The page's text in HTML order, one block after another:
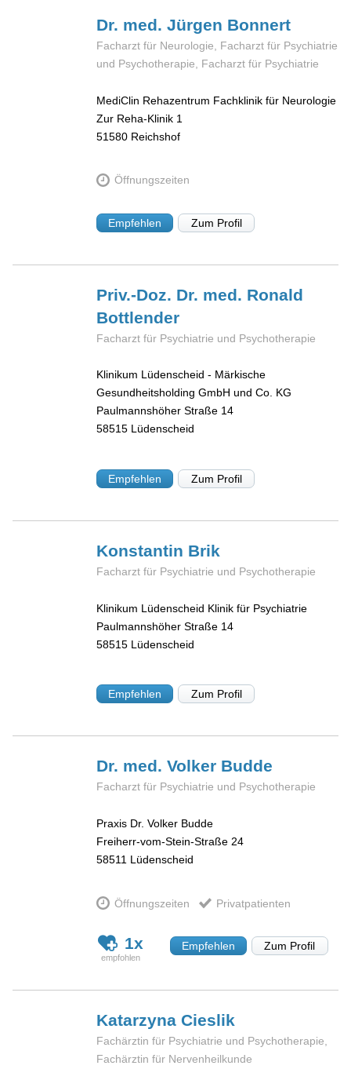
Dr. med. Jürgen Bonnert
Facharzt für Neurologie, Facharzt für Psychiatrie
und Psychotherapie, Facharzt für Psychiatrie
MediClin Rehazentrum Fachklinik für Neurologie
Zur Reha-Klinik 1
51580 Reichshof
Öffnungszeiten
Empfehlen Zum Profil
Priv.-Doz. Dr. med. Ronald
Bottlender
Facharzt für Psychiatrie und Psychotherapie
Klinikum Lüdenscheid - Märkische
Gesundheitsholding GmbH und Co. KG
Paulmannshöher Straße 14
58515 Lüdenscheid
Empfehlen Zum Profil
Konstantin Brik
Facharzt für Psychiatrie und Psychotherapie
Klinikum Lüdenscheid Klinik für Psychiatrie
Paulmannshöher Straße 14
58515 Lüdenscheid
Empfehlen Zum Profil
Dr. med. Volker Budde
Facharzt für Psychiatrie und Psychotherapie
Praxis Dr. Volker Budde
Freiherr-vom-Stein-Straße 24
58511 Lüdenscheid
Öffnungszeiten Privatpatienten
1x Empfehlen Zum Profil
KatarzynaCieslik
Fachärztin für Psychiatrie und Psychotherapie,
Fachärztin für Nervenheilkunde